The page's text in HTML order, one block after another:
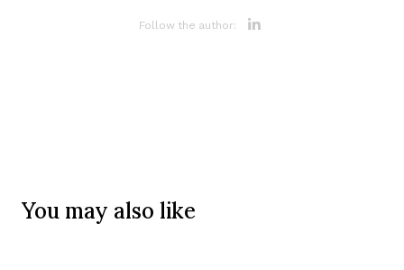
Follow the author:
You may also like